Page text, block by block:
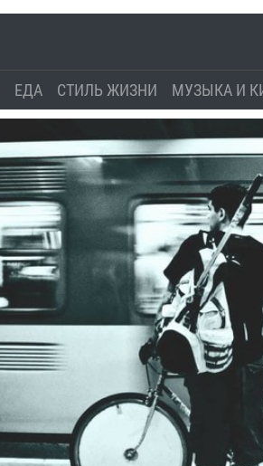
ЕДА СТИЛЬ ЖИЗНИ МУЗЫКА И